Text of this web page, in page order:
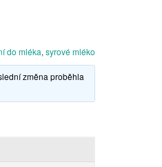
do mléka, syrové mléko
změna proběhla